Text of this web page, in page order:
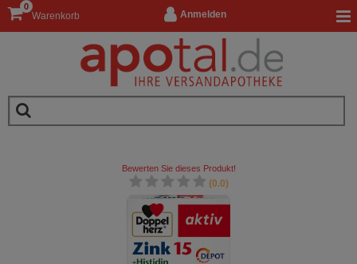
Anmelden
Warenkorb
0
Bewerten Sie dieses Produkt!
(0.0)